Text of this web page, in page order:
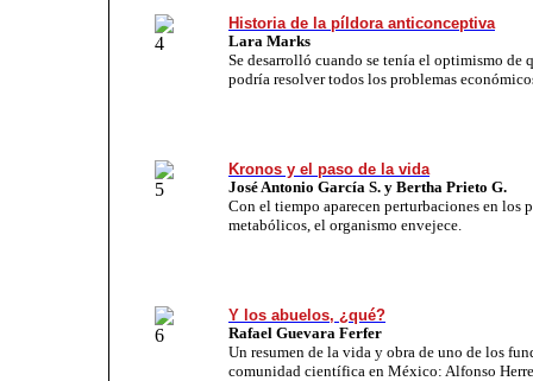
Historia de la píldora anticonceptiva
Lara Marks
Se desarrolló cuando se tenía el optimismo de
podría resolver todos los problemas
Kronos y el paso de la vida
José Antonio García S. y Bertha Prieto G.
Con el tiempo aparecen perturbaciones en los
metabólicos, el organismo envejece.
Y los abuelos, ¿qué?
Rafael Guevara Ferfer
Un resumen de la vida y obra de uno de los
comunidad científica en México: Alfonso